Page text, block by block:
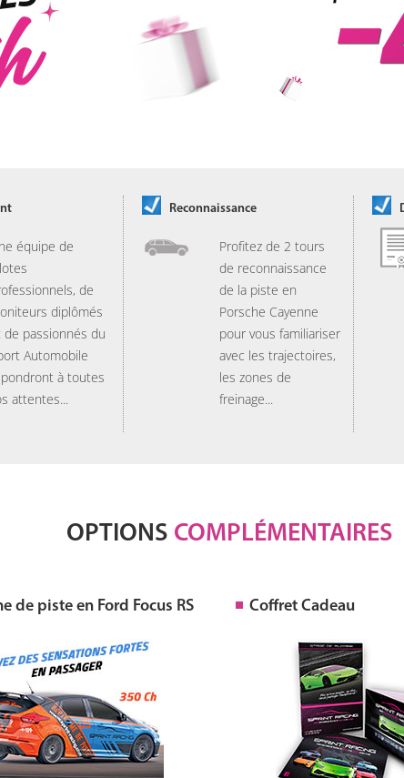
équipe de
de
diplômés
de passionnés du
Automobile
à toutes
attentes...
Reconnaissance
Profitez de 2 tours
de reconnaissance
de la piste en
Porsche Cayenne
pour vous familiariser
avec les trajectoires,
les zones de
freinage...
OPTIONS COMPLÉMENTAIRES
de piste en Ford Focus RS Coffret Cadeau